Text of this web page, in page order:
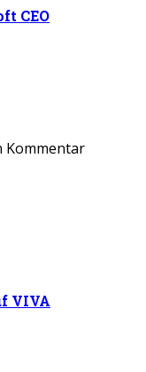
CEO
Kommentar
VIVA